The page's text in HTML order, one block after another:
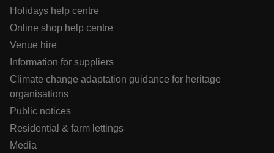
Holidays help centre
Online shop help centre
Venue hire
Information for suppliers
Climate change adaptation guidance for heritage
organisations
Public notices
Residential & farm lettings
Media